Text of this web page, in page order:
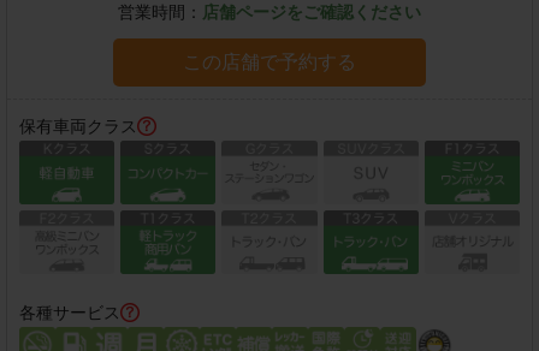
営業時間： 店舗ページをご確認ください
この店舗で予約する
保有車両クラス
各種サービス